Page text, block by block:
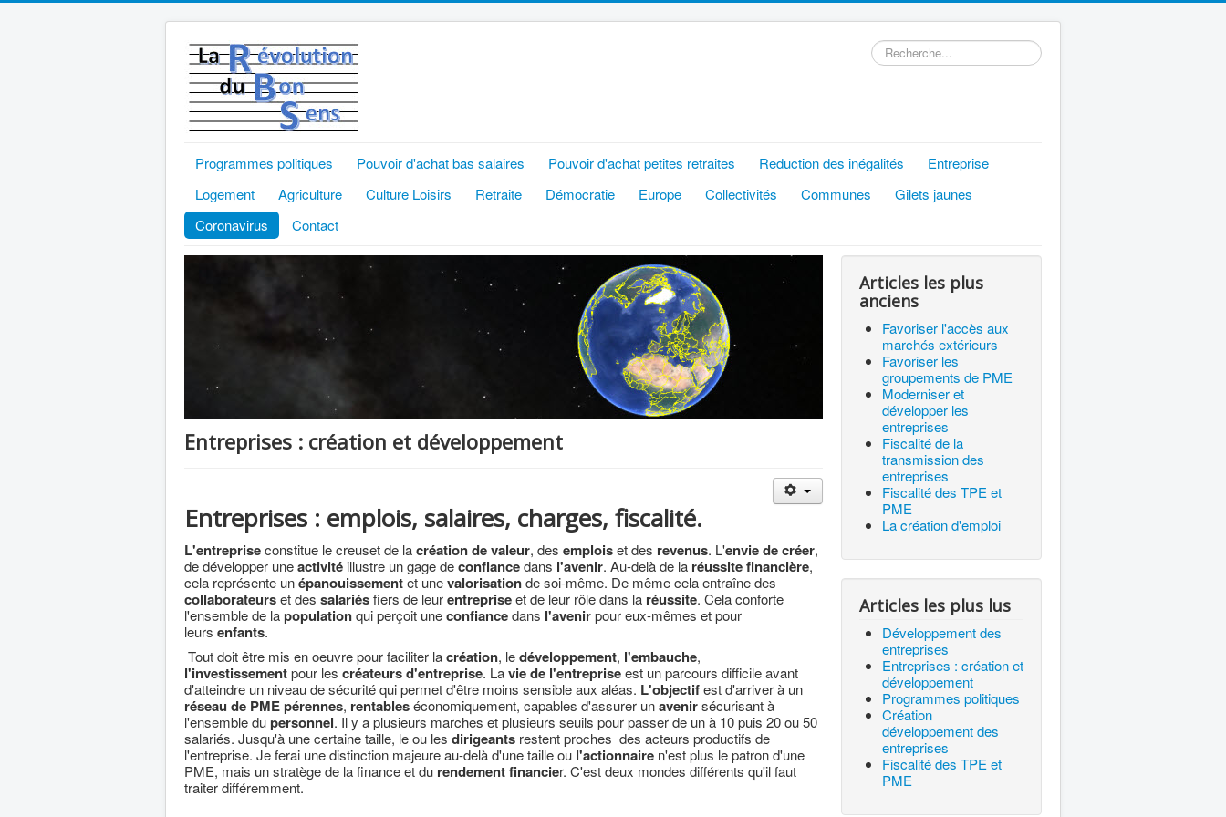
Rechercher
Programmes politiques Pouvoir d'achat bas salaires Pouvoir d'achat petites retraites Reduction des inégalités
Entreprise
Logement
Agriculture Culture Loisirs Retraite Démocratie Europe Collectivités Communes
Gilets jaunes
Coronavirus
Contact
Entreprises : création et développement
Entreprises : emplois, salaires, charges, fiscalité.
L'entrepriseconstitue le creuset de lacréation de valeur, des emploiset des revenus. L'envie de créer,
de développer uneactivité illustre un gage deconfiancedans l'avenir. Au-delà de la réussite financière,
cela représente unépanouissementet unevalorisationde soi-même. De même cela entraîne des
collaborateurset des salariésfiers de leurentrepriseet de leur rôle dans la réussite. Cela conforte
l'ensemble de lapopulationqui perçoit uneconfiancedans l'avenirpour eux-mêmes et pour
leurs enfants.
Tout doit être mis en oeuvre pour faciliter lacréation, ledéveloppement, l'embauche,
l'investissementpour les créateurs d'entreprise. Lavie de l'entrepriseest un parcours difficile avant
d'atteindre un niveau de sécurité qui permet d'être moins sensible aux aléas. L'objectifest d'arriver à un
réseau de PMEpérennes, rentableséconomiquement, capables d'assurer unavenirsécurisant à
l'ensemble dupersonnel. Il y a plusieurs marches et plusieurs seuils pour passer de un à 10 puis 20 ou 50
salariés. Jusqu'à une certaine taille, le ou les dirigeants restent proches des acteurs productifs de
l'entreprise. Je ferai une distinction majeure au-delà d'une taille ou l'actionnaire n'est plus le patron d'une
PME, mais un stratège de la finance et du rendement financier. C'est deux mondes différents qu'il faut
traiter différemment.
Articles les plus
anciens
Favoriser l'accès aux
marchés extérieurs
Favoriser les
groupements de PME
Moderniser et
développer les
entreprises
Fiscalité de la
transmission des
entreprises
Fiscalité des TPE et
PME
La création d'emploi
Articles les plus lus
Développement des
entreprises
Entreprises : création et
développement
Programmes politiques
Création
développement des
entreprises
Fiscalité des TPE et
PME